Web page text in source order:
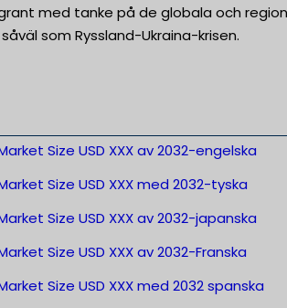
med tanke på de globala och
som Ryssland-Ukraina-krisen.
Size USD XXX av 2032-engelska
Size USD XXX med 2032-tyska
Size USD XXX av 2032-japanska
Size USD XXX av 2032-Franska
Size USD XXX med 2032 spanska